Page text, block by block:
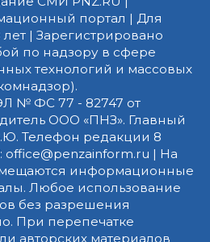
портал | Для
лет | Зарегистрировано
по надзору в сфере
технологий и массовых
№ ФС 77 - 82747 от
ООО «ПНЗ». Главный
Телефон редакции 8
office@penzainform.ru | На
информационные
Любое использование
без разрешения
При перепечатке
авторских материалов